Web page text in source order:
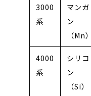
3000
系
マンガ
ン
（Mn）
4000
系
シリコ
ン
（Si）